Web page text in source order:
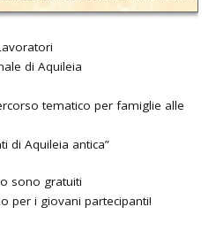
di Aquileia
tematico per famiglie alle
di Aquileia antica”
sono gratuiti
per i giovani partecipanti!